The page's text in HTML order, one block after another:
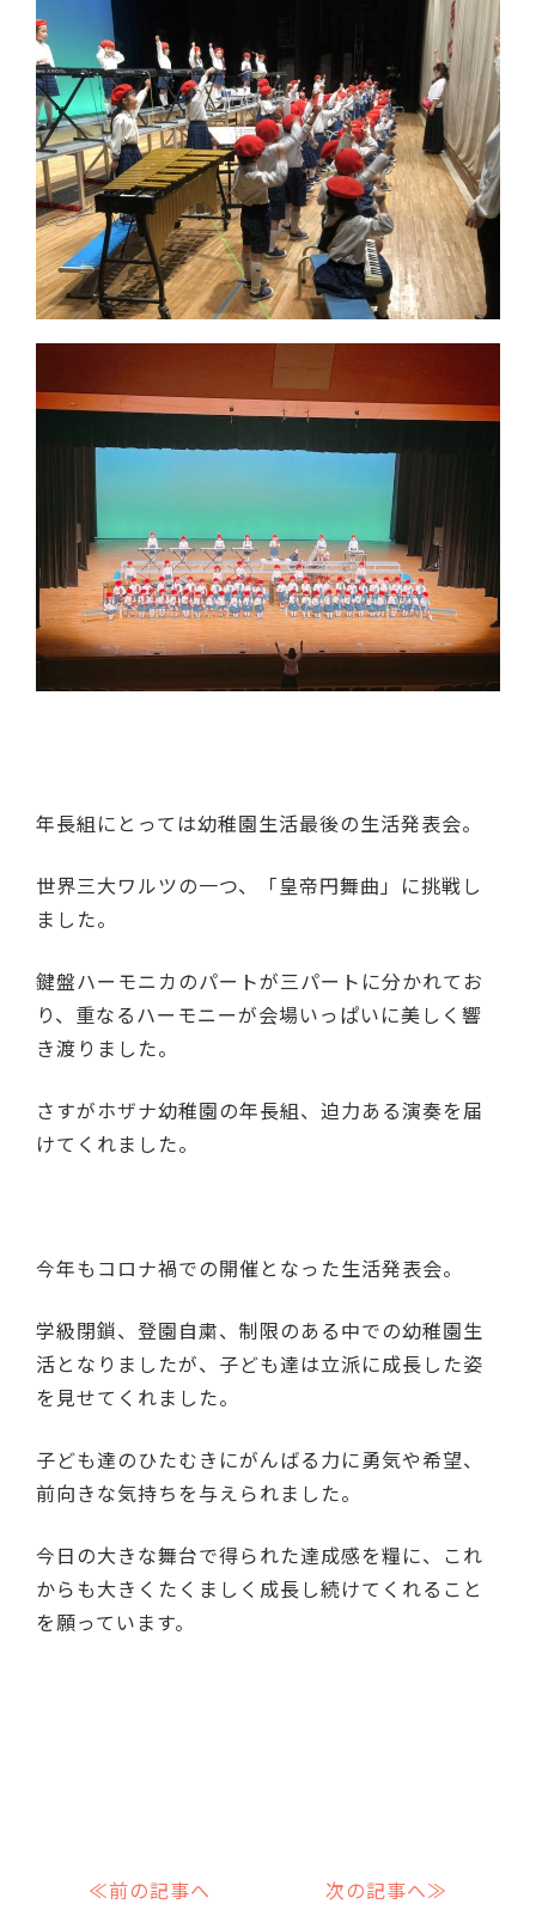
年長組にとっては幼稚園生活最後の生活発表会。
世界三大ワルツの一つ、「皇帝円舞曲」に挑戦し
ました。
鍵盤ハーモニカのパートが三パートに分かれてお
り、重なるハーモニーが会場いっぱいに美しく響
き渡りました。
さすがホザナ幼稚園の年長組、迫力ある演奏を届
けてくれました。
今年もコロナ禍での開催となった生活発表会。
学級閉鎖、登園自粛、制限のある中での幼稚園生
活となりましたが、子ども達は立派に成長した姿
を見せてくれました。
子ども達のひたむきにがんばる力に勇気や希望、
前向きな気持ちを与えられました。
今日の大きな舞台で得られた達成感を糧に、これ
からも大きくたくましく成長し続けてくれること
を願っています。
≪前の記事へ 次の記事へ≫